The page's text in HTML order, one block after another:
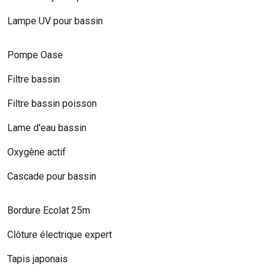
Lampe UV pour bassin
Pompe Oase
Filtre bassin
Filtre bassin poisson
Lame d'eau bassin
Oxygène actif
Cascade pour bassin
Bordure Ecolat 25m
Clôture électrique expert
Tapis japonais